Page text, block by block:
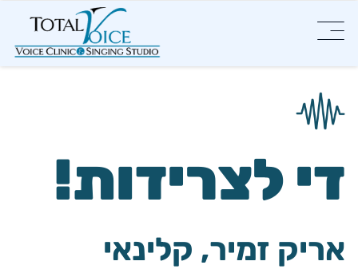
די לצרידות!
אריק זמיר, קלינאי